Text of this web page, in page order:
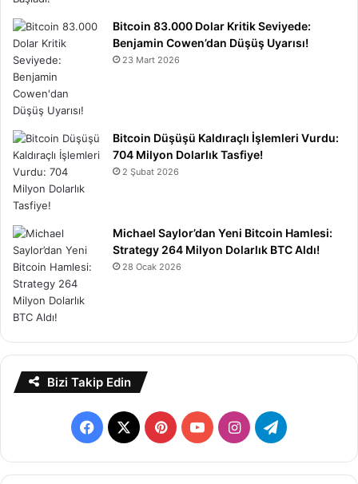
Bitcoin 83.000 Dolar Kritik Seviyede:
Benjamin Cowen’dan Düşüş Uyarısı!
23 Mart 2026
Bitcoin Düşüşü Kaldıraçlı İşlemleri Vurdu:
704 Milyon Dolarlık Tasfiye!
2 Şubat 2026
Michael Saylor’dan Yeni Bitcoin Hamlesi:
Strategy 264 Milyon Dolarlık BTC Aldı!
28 Ocak 2026
Bizi Takip Edin
Facebook
X PinterestYouTubeInstagramTelegram